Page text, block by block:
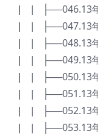
| | ├──046.13年
| | ├──047.13年
| | ├──048.13年
| | ├──049.13年
| | ├──050.13年
| | ├──051.13年
| | ├──052.13年
| | ├──053.13年